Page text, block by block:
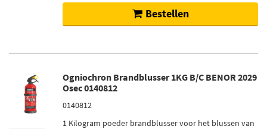
Bestellen
Ogniochron Brandblusser 1KG B/C BENOR 2029
Osec 0140812
0140812
1 Kilogram poeder brandblusser voor het blussen van